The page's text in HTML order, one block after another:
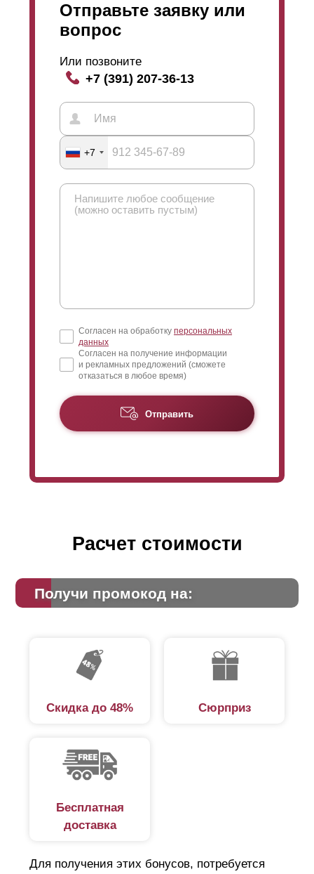
Отправьте заявку или
вопрос
Или позвоните
+7 (391) 207-36-13
+7
Согласен на обработку персональных
данных
Согласен на получение информации
и рекламных предложений (сможете
отказаться в любое время)
Отправить
Расчет стоимости
Получи промокод на:
Скидка до 48% Сюрприз
Бесплатная
доставка
Для получения этих бонусов, потребуется